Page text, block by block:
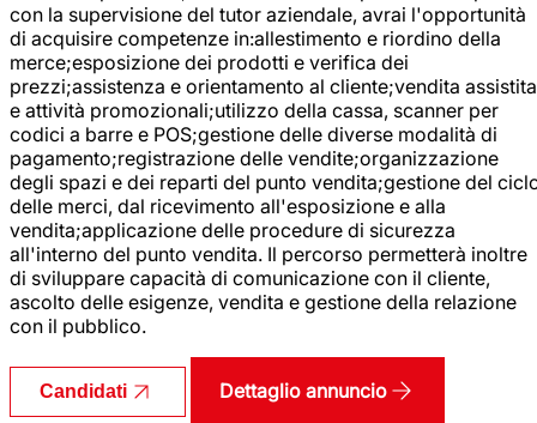
con la supervisione del tutor aziendale, avrai l'opportunità
di acquisire competenze in:allestimento e riordino della
merce;esposizione dei prodotti e verifica dei
prezzi;assistenza e orientamento al cliente;vendita assistita
e attività promozionali;utilizzo della cassa, scanner per
codici a barre e POS;gestione delle diverse modalità di
pagamento;registrazione delle vendite;organizzazione
degli spazi e dei reparti del punto vendita;gestione del
delle merci, dal ricevimento all'esposizione e alla
vendita;applicazione delle procedure di sicurezza
all'interno del punto vendita. Il percorso permetterà inoltre
di sviluppare capacità di comunicazione con il cliente,
ascolto delle esigenze, vendita e gestione della relazione
con il pubblico.
Candidati Dettaglio annuncio